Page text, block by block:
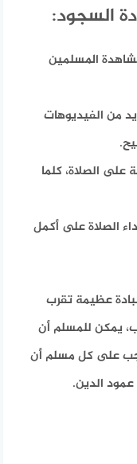
السجود:
المسلمين
من الفيديوهات
على الصلاة، كلما
الصلاة على أكمل
عظيمة تقرب
يمكن للمسلم أن
على كل مسلم أن
الدين.